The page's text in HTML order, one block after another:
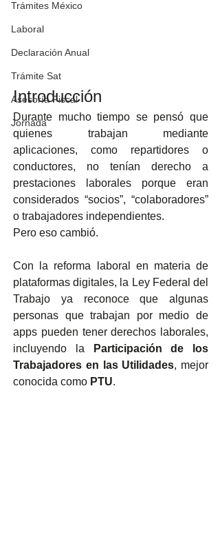
Trámites México
Laboral
Declaración Anual
Trámite Sat
Asesoría Fiscal
Jornada
Introducción
Durante mucho tiempo se pensó que
quienes trabajan mediante
aplicaciones, como repartidores o
conductores, no tenían derecho a
prestaciones laborales porque eran
considerados “socios”, “colaboradores”
o trabajadores independientes.
Pero eso cambió.
Con la reforma laboral en materia de
plataformas digitales, la Ley Federal del
Trabajo ya reconoce que algunas
personas que trabajan por medio de
apps pueden tener derechos laborales,
incluyendo la
Participación de los
Trabajadores en las Utilidades, mejor
conocida como PTU.